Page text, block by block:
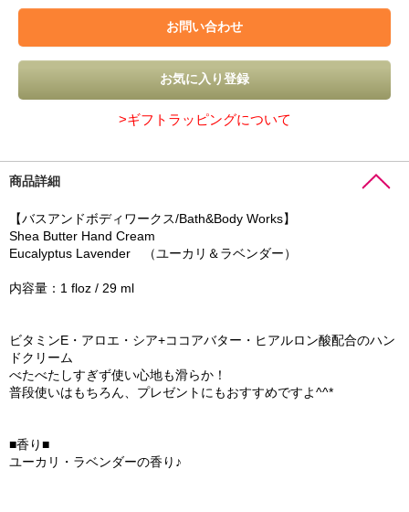
>ギフトラッピングについて
商品詳細
【バスアンドボディワークス/Bath&Body Works】
Shea Butter Hand Cream
Eucalyptus Lavender （ユーカリ＆ラベンダー）
内容量：1 floz / 29 ml
ビタミンE・アロエ・シア+ココアバター・ヒアルロン酸配合のハン
ドクリーム
べたべたしすぎず使い心地も滑らか！
普段使いはもちろん、プレゼントにもおすすめですよ^^*
■香り■
ユーカリ・ラベンダーの香り♪